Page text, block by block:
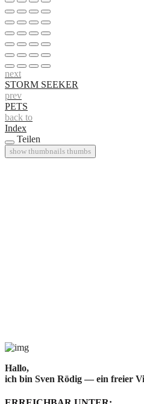
next
STORM SEEKER
prev
PETS
back to
Index
Teilen
show thumbnails thumbs
Hallo,
ich bin Sven Rödig — ein freier